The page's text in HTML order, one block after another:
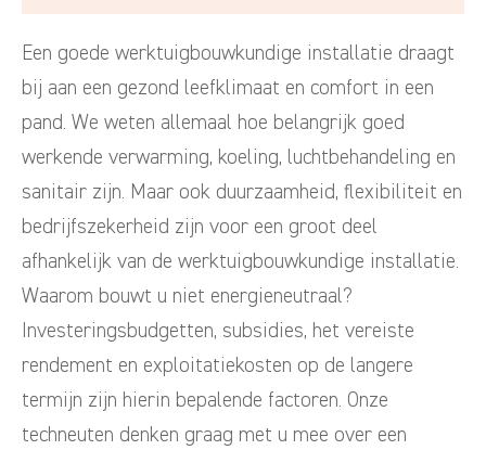
Een goede werktuigbouwkundige installatie draagt
bij aan een gezond leefklimaat en comfort in een
pand. We weten allemaal hoe belangrijk goed
werkende verwarming, koeling, luchtbehandeling en
sanitair zijn. Maar ook duurzaamheid, flexibiliteit en
bedrijfszekerheid zijn voor een groot deel
afhankelijk van de werktuigbouwkundige installatie.
Waarom bouwt u niet energieneutraal?
Investeringsbudgetten, subsidies, het vereiste
rendement en exploitatiekosten op de langere
termijn zijn hierin bepalende factoren. Onze
techneuten denken graag met u mee over een